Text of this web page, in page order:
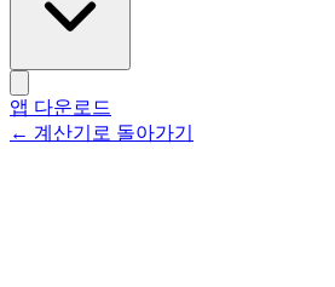
앱 다운로드
← 계산기로 돌아가기